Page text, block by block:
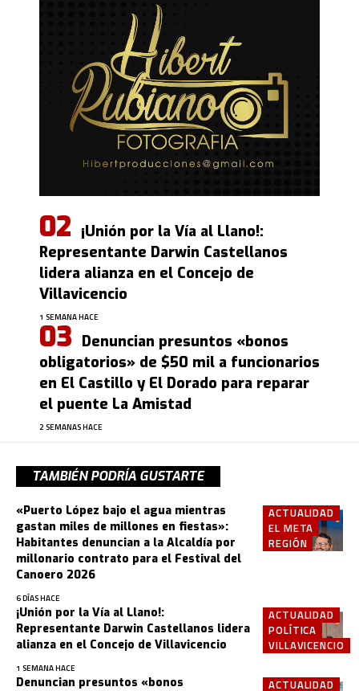
¡Unión por la Vía al Llano!:
Representante Darwin Castellanos
lidera alianza en el Concejo de
Villavicencio
1 SEMANA HACE
Denuncian presuntos «bonos
obligatorios» de $50 mil a funcionarios
en El Castillo y El Dorado para reparar
el puente La Amistad
2 SEMANAS HACE
TAMBIÉN PODRÍA GUSTARTE
ACTUALIDAD
EL META
REGIÓN
«Puerto López bajo el agua mientras
gastan miles de millones en fiestas»:
Habitantes denuncian a la Alcaldía por
millonario contrato para el Festival del
Canoero 2026
6 DÍAS HACE
ACTUALIDAD
POLÍTICA
VILLAVICENCIO
¡Unión por la Vía al Llano!:
Representante Darwin Castellanos lidera
alianza en el Concejo de Villavicencio
1 SEMANA HACE
ACTUALIDAD
Denuncian presuntos «bonos